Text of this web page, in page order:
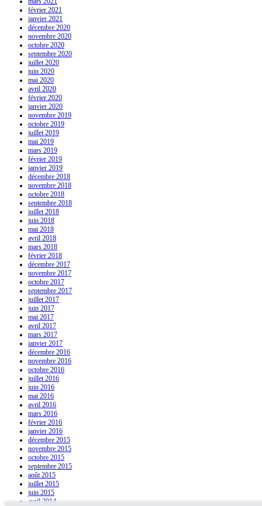
février 2021
janvier 2021
décembre 2020
novembre 2020
octobre 2020
septembre 2020
juillet 2020
juin 2020
mai 2020
avril 2020
février 2020
janvier 2020
novembre 2019
octobre 2019
juillet 2019
mai 2019
mars 2019
février 2019
janvier 2019
décembre 2018
novembre 2018
octobre 2018
septembre 2018
juillet 2018
juin 2018
mai 2018
avril 2018
mars 2018
février 2018
décembre 2017
novembre 2017
octobre 2017
septembre 2017
juillet 2017
juin 2017
mai 2017
avril 2017
mars 2017
janvier 2017
décembre 2016
novembre 2016
octobre 2016
juillet 2016
juin 2016
mai 2016
avril 2016
mars 2016
février 2016
janvier 2016
décembre 2015
novembre 2015
octobre 2015
septembre 2015
août 2015
juillet 2015
juin 2015
avril 2014